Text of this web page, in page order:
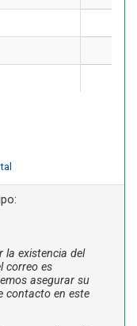
la existencia del
correo es
asegurar su
contacto en este